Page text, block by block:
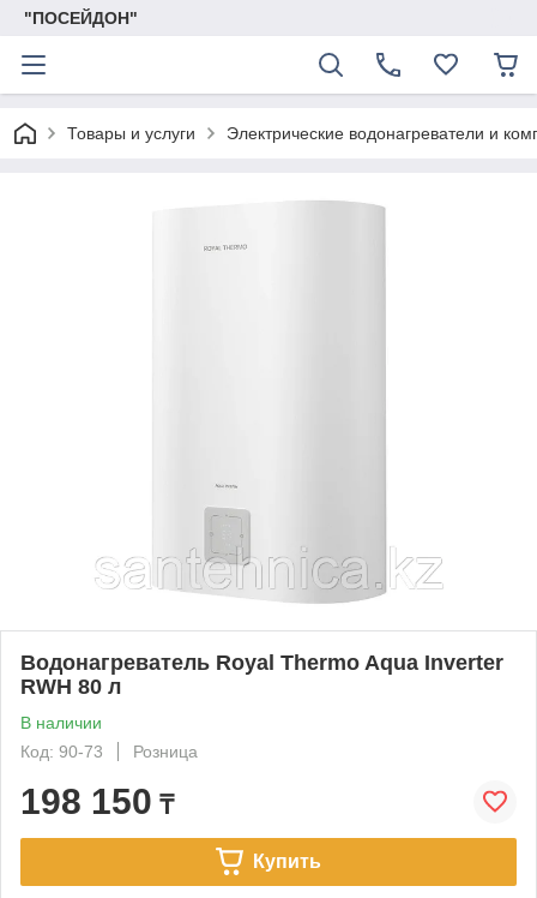
"ПОСЕЙДОН"
Товары и услуги Электрические водонагреватели и
Водонагреватель Royal Thermo Aqua Inverter
RWH 80 л
В наличии
Код: 90-73
Розница
198 150 ₸
Купить